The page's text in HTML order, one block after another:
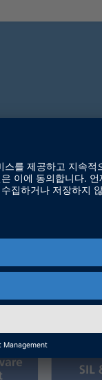
및 검증
도록 하기 위
프트웨어 개